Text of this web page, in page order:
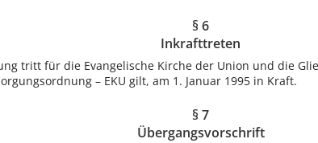
§ 6
Inkrafttreten
tritt für die Evangelische Kirche der Union und die
– EKU gilt, am 1. Januar 1995 in Kraft.
§ 7
Übergangsvorschrift